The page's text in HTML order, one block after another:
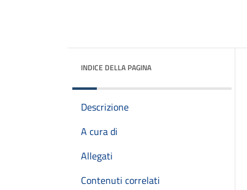
INDICE DELLA PAGINA
Descrizione
A cura di
Allegati
Contenuti correlati